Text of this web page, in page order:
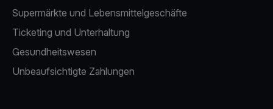
Supermärkte und Lebensmittelgeschäfte
Ticketing und Unterhaltung
Gesundheitswesen
Unbeaufsichtigte Zahlungen